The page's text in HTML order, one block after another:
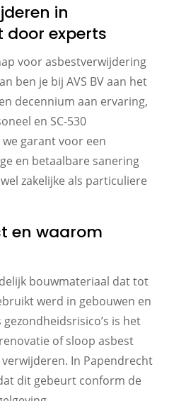
in
door experts
voor asbestverwijdering
ben je bij AVS BV aan het
decennium aan ervaring,
en SC-530
garant voor een
en betaalbare sanering
zakelijke als particuliere
en waarom
bouwmateriaal dat tot
werd in gebouwen en
is het
of sloop asbest
In Papendrecht
dit gebeurt conform de